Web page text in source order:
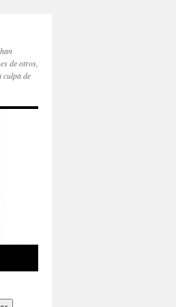
de otros,
culpa de